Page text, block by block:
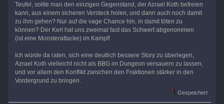
Teufel, sollte man den einzigen Gegenstand, der Azrael Koth befreien
kann, aus einem sicheren Versteck holen, und dann auch noch damit
zu ihm gehen? Nur auf die vage Chance hin, in damit töten zu
können? Der Kerl hat uns zweimal fast das Schwert abgenommen
(ist eine Monsterattacke) im Kampf!
Ich würde da raten, sich eine deutlich bessere Story zu überlegen,
Azrael Koth vielleicht nicht als BBG im Dungeon versauern zu lassen,
und vor allem den Konflikt zwischen den Fraktionen stärker in den
Vordergrund zu bringen.
Gespeichert